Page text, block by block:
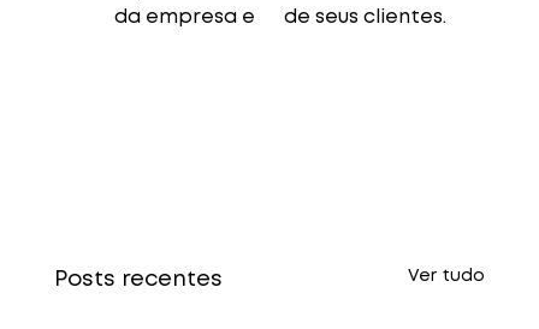
da empresa e      de seus clientes.
Posts recentes Ver tudo